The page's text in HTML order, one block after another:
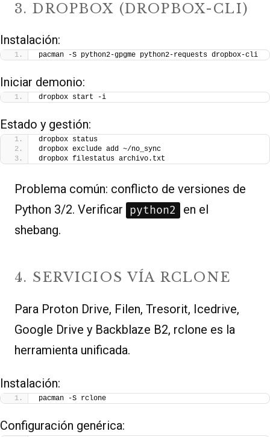
3. DROPBOX (DROPBOX-CLI)
Instalación:
pacman -S python2-gpgme python2-requests dropbox-cli
Iniciar demonio:
dropbox start -i
Estado y gestión:
dropbox status
dropbox exclude add ~/no_sync
dropbox filestatus archivo.txt
Problema común: conflicto de versiones de
Python 3/2. Verificar python2
en el
shebang.
4. SERVICIOS VÍA RCLONE
Para Proton Drive, Filen, Tresorit, Icedrive,
Google Drive y Backblaze B2, rclone es la
herramienta unificada.
Instalación:
pacman -S rclone
Configuración genérica: